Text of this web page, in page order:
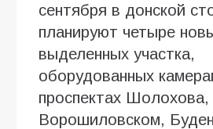
сентября в донской
планируют четыре
выделенных участка,
оборудованных
проспектах Шолохова,
Ворошиловском,